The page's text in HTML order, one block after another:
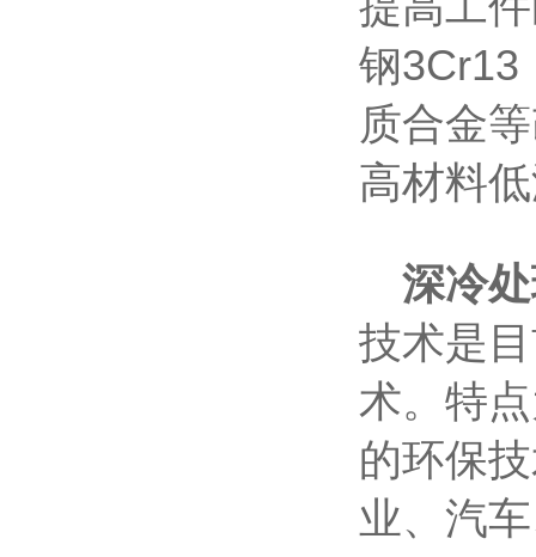
钢3Cr13
质合金
高材料
深冷
技术是
术。特
的环保
业、汽